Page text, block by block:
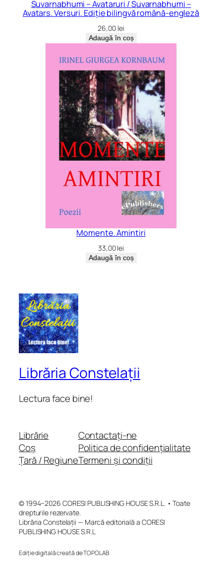
Suvarnabhumi – Avataruri / Suvarnabhumi –
Avatars. Versuri. Ediție bilingvă română-engleză
26,00 lei
Adaugă în coș
Momente. Amintiri
33,00lei
Adaugă în coș
Librăria Constelații
Lectura face bine!
Librărie
Coș
Țară / Regiune
Contactați-ne
Politica de confidențialitate
Termeni și condiții
© 1994–2026 CORESI PUBLISHING HOUSE S.R.L. • Toate
drepturile rezervate.
Librăria Constelații — Marcă editorială a CORESI
PUBLISHING HOUSE S.R.L
Ediție digitală creată de TOPOLAB